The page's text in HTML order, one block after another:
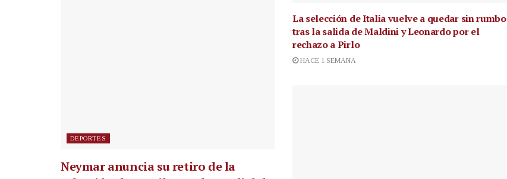
DEPORTES
Neymar anuncia su retiro de la
La selección de Italia vuelve a quedar sin rumbo
tras la salida de Maldini y Leonardo por el
rechazo a Pirlo
HACE 1 SEMANA